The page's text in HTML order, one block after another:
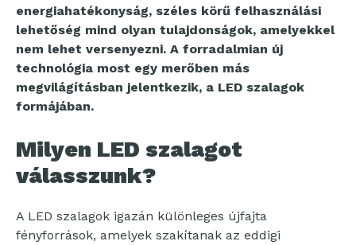
energiahatékonyság, széles körű felhasználási
lehetőség mind olyan tulajdonságok, amelyekkel
nem lehet versenyezni. A forradalmian új
technológia most egy merőben más
megvilágításban jelentkezik, a LED szalagok
formájában.
Milyen LED szalagot
válasszunk?
A LED szalagok igazán különleges újfajta
fényforrások, amelyek szakítanak az eddigi